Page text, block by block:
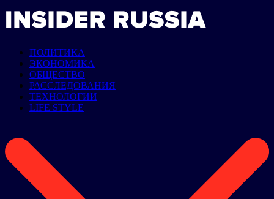
ПОЛИТИКА
ЭКОНОМИКА
ОБЩЕСТВО
РАССЛЕДОВАНИЯ
ТЕХНОЛОГИИ
LIFE STYLE